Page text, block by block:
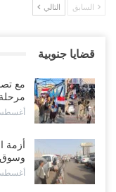
من حضرموت إلى عدن..
إسكات الصوت
أغسطس 8, 2026
المحافظ الجنيدي يحذر
الجنوب..!
أغسطس 8, 2026
السابق التالي
قضايا جنوبية
مع
أغسطس 8,
أزمة
أغسطس 8,